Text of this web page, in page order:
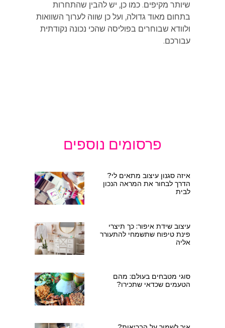
שיותר מקיפים. כמו כן, יש להבין שהתחרות
בתחום מאוד גדולה, ועל כן שווה לערוך השוואות
ולוודא שבוחרים בפוליסה שהכי נכונה נקודתית
עבורכם.
פרסומים נוספים
איזה סגנון עיצוב מתאים לי?
הדרך לבחור את המראה הנכון
לבית
עיצוב שידת איפור: כך תיצרי
פינת טיפוח שתשמחי להתעורר
אליה
סוגי מטבחים בעולם: מהם
הטעמים שכדאי שתכירו?